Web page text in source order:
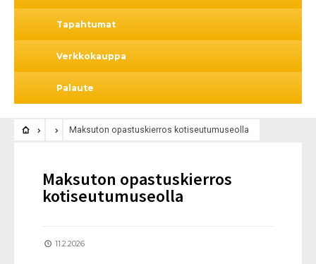
Tapahtumat
Verkkokauppa
Palaute
Maksuton opastuskierros kotiseutumuseolla
Maksuton opastuskierros
kotiseutumuseolla
11.2.2026